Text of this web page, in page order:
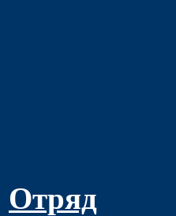
Отряд